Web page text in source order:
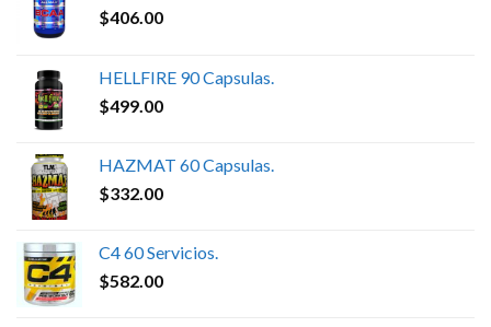
$406.00
HELLFIRE 90 Capsulas.
$499.00
HAZMAT 60 Capsulas.
$332.00
C4 60 Servicios.
$582.00